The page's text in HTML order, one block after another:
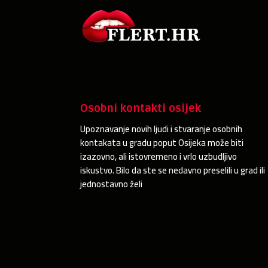
Osobni kontakti osijek
Upoznavanje novih ljudi i stvaranje osobnih
kontakata u gradu poput Osijeka može biti
izazovno, ali istovremeno i vrlo uzbudljivo
iskustvo. Bilo da ste se nedavno preselili u grad ili
jednostavno želi